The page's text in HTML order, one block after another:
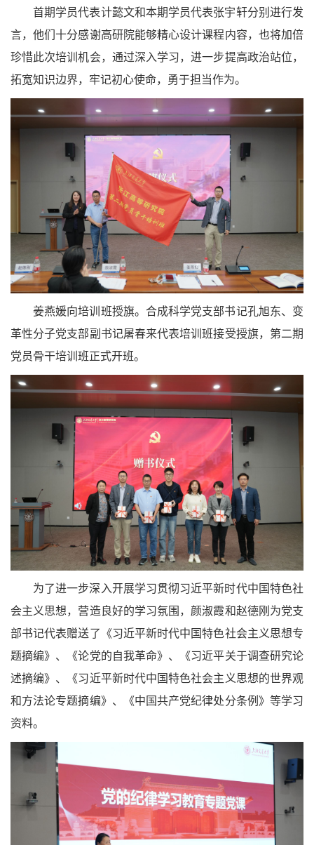
首期学员代表计懿文和本期学员代表张宇轩分别进行发
言，他们十分感谢高研院能够精心设计课程内容，也将加倍
珍惜此次培训机会，通过深入学习，进一步提高政治站位，
拓宽知识边界，牢记初心使命，勇于担当作为。
姜燕媛向培训班授旗。合成科学党支部书记孔旭东、变
革性分子党支部副书记屠春来代表培训班接受授旗，第二期
党员骨干培训班正式开班。
为了进一步深入开展学习贯彻习近平新时代中国特色社
会主义思想，营造良好的学习氛围，颜淑霞和赵德刚为党支
部书记代表赠送了《习近平新时代中国特色社会主义思想专
题摘编》、《论党的自我革命》、《习近平关于调查研究论
述摘编》、《习近平新时代中国特色社会主义思想的世界观
和方法论专题摘编》、《中国共产党纪律处分条例》等学习
资料。